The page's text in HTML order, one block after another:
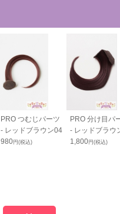
PRO つむじパーツ
- レッドブラウン04
980円(税込)
PRO 分け目パ
- レッドブラウ
1,800円(税込)